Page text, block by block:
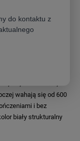
ekran
instalacjach, takich
wahają się od 600
i bez
biały strukturalny
do kontaktu z